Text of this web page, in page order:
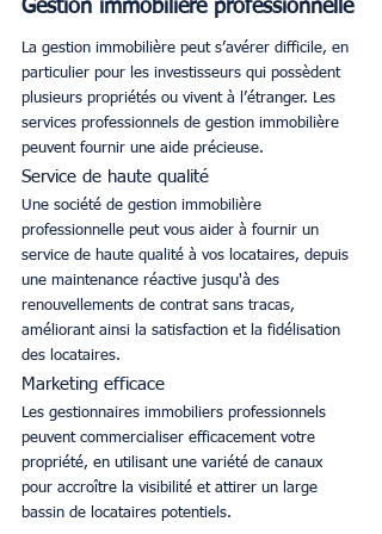
Gestion immobilière professionnelle
La gestion immobilière peut s’avérer difficile, en
particulier pour les investisseurs qui possèdent
plusieurs propriétés ou vivent à l’étranger. Les
services professionnels de gestion immobilière
peuvent fournir une aide précieuse.
Service de haute qualité
Une société de gestion immobilière
professionnelle peut vous aider à fournir un
service de haute qualité à vos locataires, depuis
une maintenance réactive jusqu'à des
renouvellements de contrat sans tracas,
améliorant ainsi la satisfaction et la fidélisation
des locataires.
Marketing efficace
Les gestionnaires immobiliers professionnels
peuvent commercialiser efficacement votre
propriété, en utilisant une variété de canaux
pour accroître la visibilité et attirer un large
bassin de locataires potentiels.